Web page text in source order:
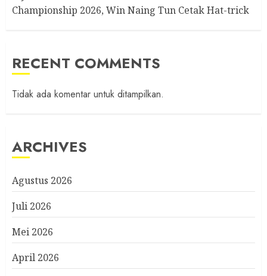
Championship 2026, Win Naing Tun Cetak Hat-trick
RECENT COMMENTS
Tidak ada komentar untuk ditampilkan.
ARCHIVES
Agustus 2026
Juli 2026
Mei 2026
April 2026